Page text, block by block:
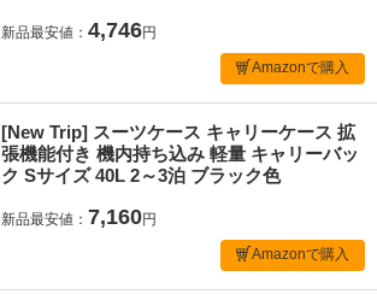
新品最安値： 4,746円
Amazonで購入
[New Trip] スーツケース キャリーケース 拡
張機能付き 機内持ち込み 軽量 キャリーバッ
ク Sサイズ 40L 2～3泊 ブラック色
新品最安値： 7,160円
Amazonで購入